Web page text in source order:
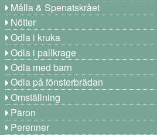
Målla & Spenatskrået
Nötter
Odla i kruka
Odla i pallkrage
Odla med barn
Odla på fönsterbrädan
Omställning
Päron
Perenner